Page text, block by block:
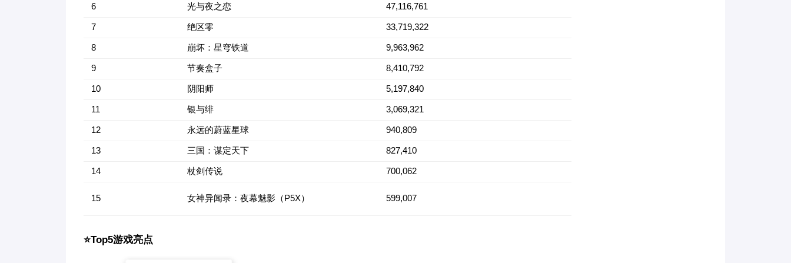
6 光与夜之恋 47,116,761
7 绝区零 33,719,322
8 崩坏：星穹铁道 9,963,962
9 节奏盒子 8,410,792
10 阴阳师 5,197,840
11 银与绯 3,069,321
12 永远的蔚蓝星球 940,809
13 三国：谋定天下 827,410
14 杖剑传说 700,062
15 女神异闻录：夜幕魅影（P5X） 599,007
⭐Top5游戏亮点